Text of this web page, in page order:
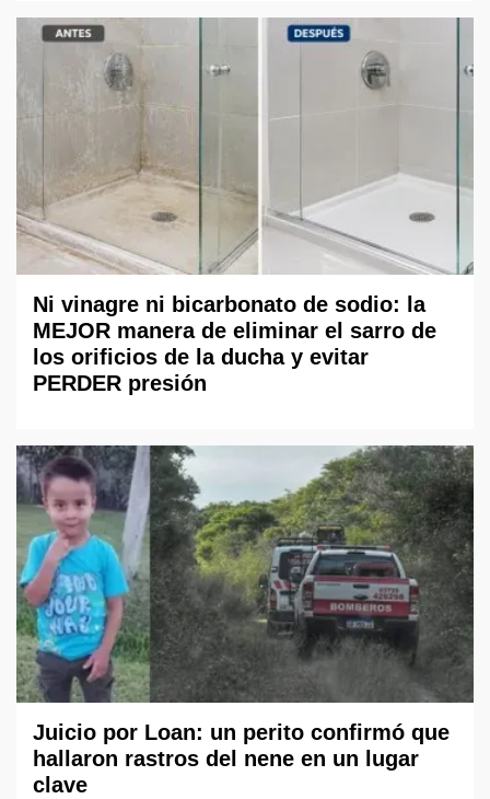
Ni vinagre ni bicarbonato de sodio: la
MEJOR manera de eliminar el sarro de
los orificios de la ducha y evitar
PERDER presión
Juicio por Loan: un perito confirmó que
hallaron rastros del nene en un lugar
clave